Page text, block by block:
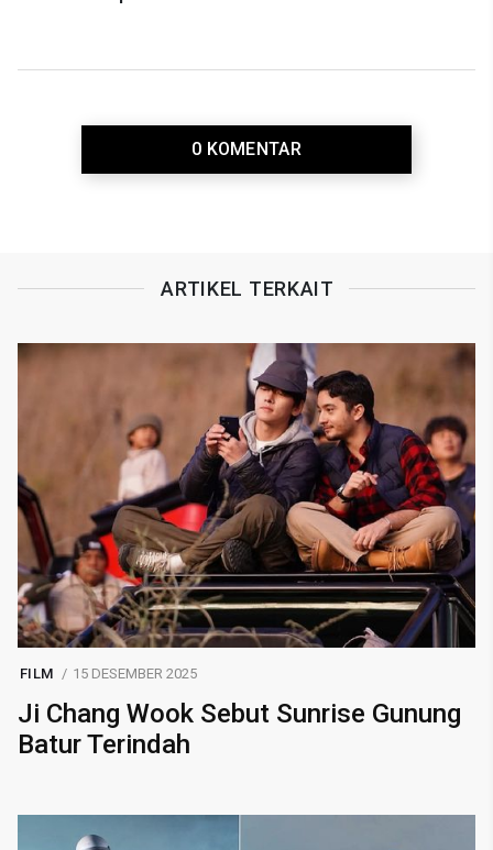
0 KOMENTAR
ARTIKEL TERKAIT
FILM 15 DESEMBER 2025
Ji Chang Wook Sebut Sunrise Gunung
Batur Terindah